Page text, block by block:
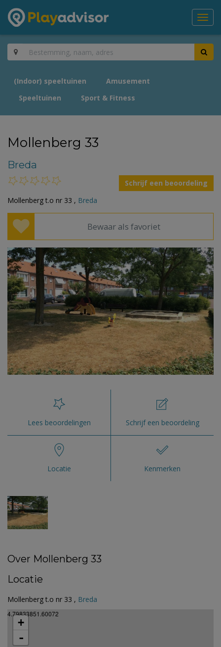
(Indoor) speeltuinen
Amusement
Speeltuinen
Sport & Fitness
Mollenberg 33
Breda
Schrijf een beoordeling
Mollenberg t.o nr 33 , Breda
Bewaar als favoriet
Lees beoordelingen Schrijf een beoordeling
Locatie Kenmerken
Over Mollenberg 33
Locatie
Mollenberg t.o nr 33 , Breda
4.79833851.60072
+
-